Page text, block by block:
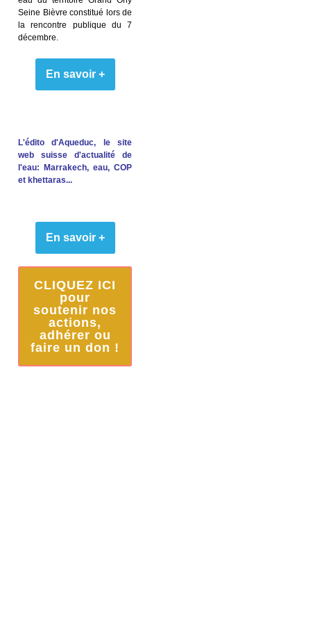
Seine Bièvre constitué lors de
la rencontre publique du 7
décembre.
En savoir +
L'édito d'Aqueduc, le site
web suisse d'actualité de
l'eau: Marrakech, eau, COP
et khettaras...
En savoir +
CLIQUEZ ICI
pour
soutenir nos
actions,
adhérer ou
faire un don !